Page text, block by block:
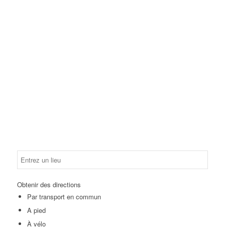
Obtenir des directions
Par transport en commun
A pied
À vélo